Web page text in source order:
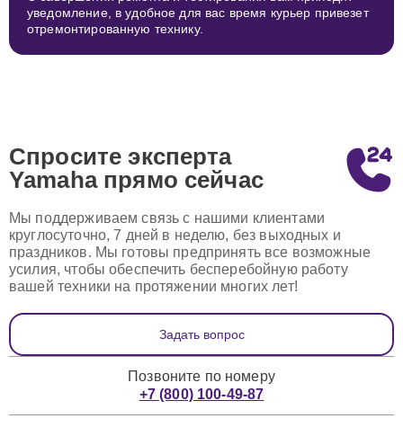
уведомление, в удобное для вас время курьер привезет
отремонтированную технику.
Спросите эксперта
Yamaha прямо сейчас
Мы поддерживаем связь с нашими клиентами
круглосуточно, 7 дней в неделю, без выходных и
праздников. Мы готовы предпринять все возможные
усилия, чтобы обеспечить бесперебойную работу
вашей техники на протяжении многих лет!
Задать вопрос
Позвоните по номеру
+7 (800) 100-49-87